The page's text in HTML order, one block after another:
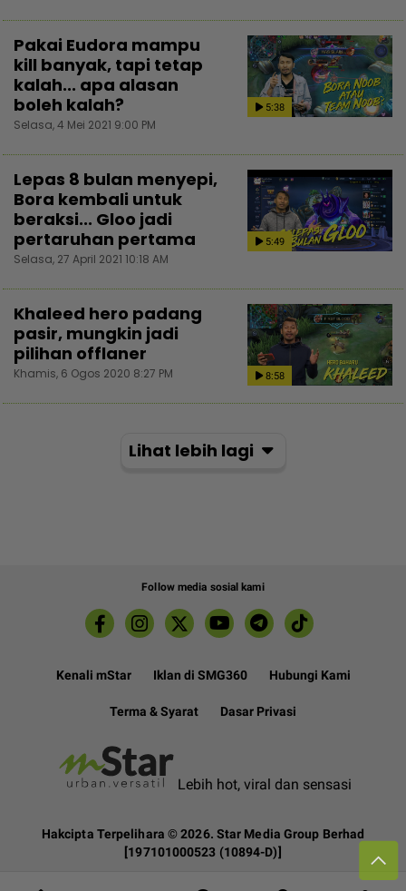
5:38
Pakai Eudora mampu
kill banyak, tapi tetap
kalah... apa alasan
boleh kalah?
Selasa, 4 Mei 2021 9:00 PM
5:49
Lepas 8 bulan menyepi,
Bora kembali untuk
beraksi... Gloo jadi
pertaruhan pertama
Selasa, 27 April 2021 10:18 AM
8:58
Khaleed hero padang
pasir, mungkin jadi
pilihan offlaner
Khamis, 6 Ogos 2020 8:27 PM
Lihat lebih lagi
Follow media sosial kami
Kenali mStar Iklan di SMG360 Hubungi Kami
Terma & Syarat Dasar Privasi
Lebih hot, viral dan sensasi
Hakcipta Terpelihara ©2026. Star Media Group Berhad
[197101000523 (10894-D)]